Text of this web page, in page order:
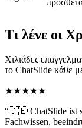
Τι λένε οι
Χιλιάδες
το ChatSlide κάθε
★★★★★
“🇩🇪 ChatSlide ist
Fachwissen,